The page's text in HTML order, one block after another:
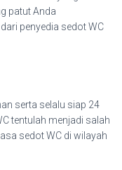
patut Anda
penyedia sedot WC
serta selalu siap 24
tentulah menjadi salah
sedot WC di wilayah